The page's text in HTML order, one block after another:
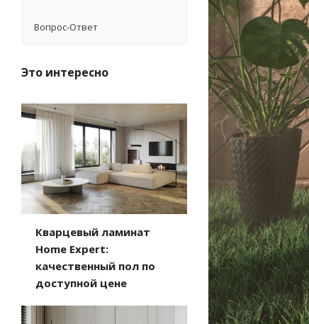
Вопрос-Ответ
Это интересно
Кварцевый ламинат
Home Expert:
качественный пол по
доступной цене